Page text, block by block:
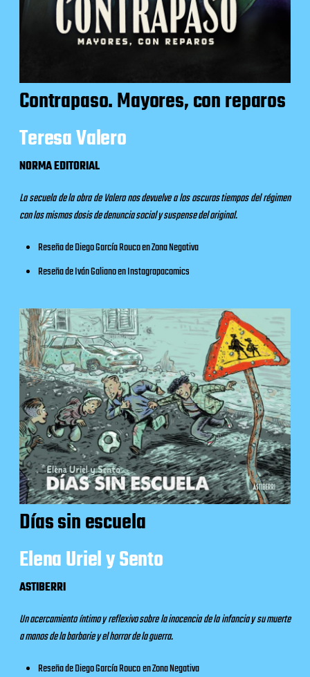
Contrapaso. Mayores, con reparos
Teresa Valero
NORMA EDITORIAL
La secuela de la obra de Valero nos devuelve a los oscuros tiempos del régimen
con las mismas dosis de denuncia social y suspense del original.
Reseña de Diego García Rouco enZona Negativa
Reseña de Iván Galiano enInstagrapacomics
Días sin escuela
Elena Uriel y Sento
ASTIBERRI
Un acercamiento íntimo y reflexivo sobre la inocencia de la infancia y su muerte
a manos de la barbarie y el horror de la guerra.
Reseña de Diego García RoucoenZona Negativa